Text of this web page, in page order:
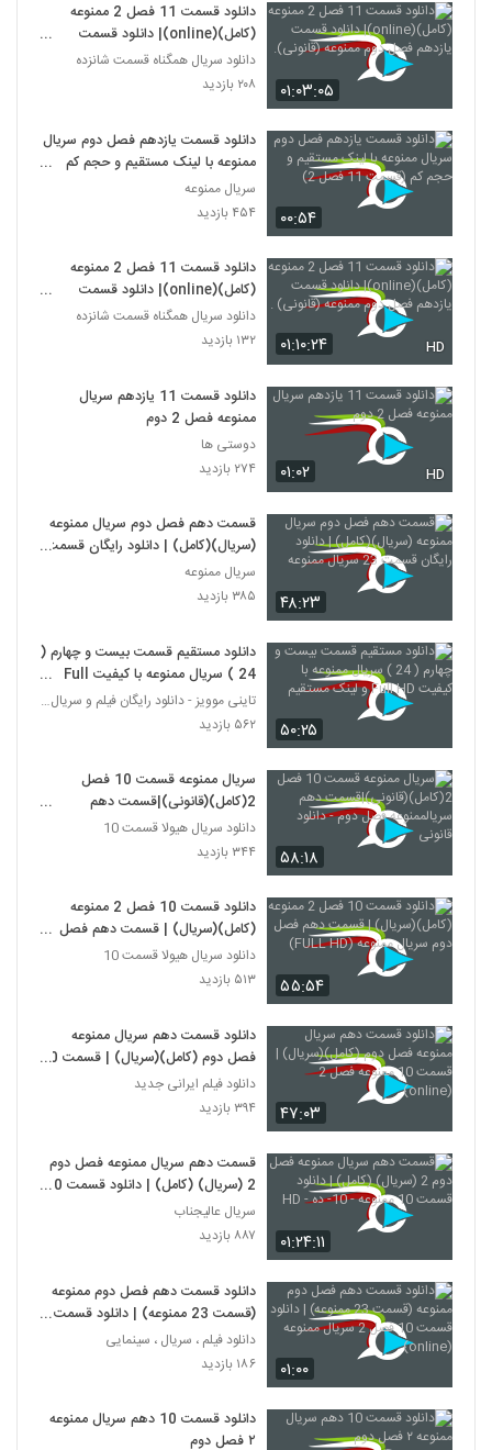
۰۱:۰۳:۰۵
دانلود قسمت 11 فصل 2 ممنوعه
(کامل)(online)| دانلود قسمت
یازدهم فصل دوم ممنوعه (قانونی).
دانلود سریال همگناه قسمت شانزده
۲۰۸ بازدید
۰۰:۵۴
دانلود قسمت یازدهم فصل دوم سریال
ممنوعه با لینک مستقیم و حجم کم
(قسمت 11 فصل 2)
سریال ممنوعه
۴۵۴ بازدید
۰۱:۱۰:۲۴ HD
دانلود قسمت 11 فصل 2 ممنوعه
(کامل)(online)| دانلود قسمت
یازدهم فصل دوم ممنوعه (قانونی) .
دانلود سریال همگناه قسمت شانزده
۱۳۲ بازدید
۰۱:۰۲ HD
دانلود قسمت 11 یازدهم سریال
ممنوعه فصل 2 دوم
دوستی ها
۲۷۴ بازدید
۴۸:۲۳
قسمت دهم فصل دوم سریال ممنوعه
(سریال)(کامل) | دانلود رایگان قسمت
23 سریال ممنوعه
سریال ممنوعه
۳۸۵ بازدید
۵۰:۲۵
دانلود مستقیم قسمت بیست و چهارم (
24 ) سریال ممنوعه با کیفیت Full
HD و لینک مستقیم
تاینی موویز - دانلود رایگان فیلم و سریال ایرانی جد
۵۶۲ بازدید
۵۸:۱۸
سریال ممنوعه قسمت 10 فصل
2(کامل)(قانونی)|قسمت دهم
سریالممنوعه فصل دوم - دانلود قانونی
دانلود سریال هیولا قسمت 10
۳۴۴ بازدید
۵۵:۵۴
دانلود قسمت 10 فصل 2 ممنوعه
(کامل)(سریال) | قسمت دهم فصل
دوم سریال ممنوعه (FULL HD)
دانلود سریال هیولا قسمت 10
۵۱۳ بازدید
۴۷:۰۳
دانلود قسمت دهم سریال ممنوعه
فصل دوم (کامل)(سریال) | قسمت 10
ممنوعه فصل 2 (online)
دانلود فیلم ایرانی جدید
۳۹۴ بازدید
۰۱:۲۴:۱۱
قسمت دهم سریال ممنوعه فصل دوم
2 (سریال) (کامل) | دانلود قسمت 10
ممنوعه - 10- ده - HD
سریال عالیجناب
۸۸۷ بازدید
۰۱:۰۰
دانلود قسمت دهم فصل دوم ممنوعه
(قسمت 23 ممنوعه) | دانلود قسمت
10 فصل 2 سریال ممنوعه (online)
دانلود فیلم ، سریال ، سینمایی
۱۸۶ بازدید
دانلود قسمت 10 دهم سریال ممنوعه
۲ فصل دوم